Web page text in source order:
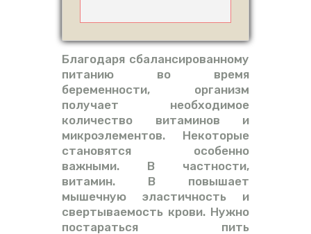
Благодаря сбалансированному
питанию во время
беременности, организм
получает необходимое
количество витаминов и
микроэлементов. Некоторые
становятся особенно
важными. В частности,
витамин. В повышает
мышечную эластичность и
свертываемость крови. Нужно
постараться пить